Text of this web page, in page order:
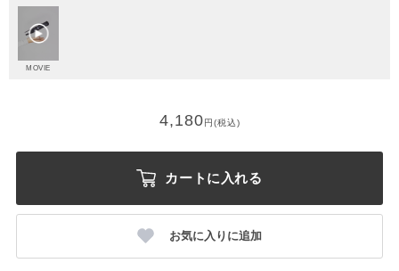
MOVIE
4,180円(税込)
カートに入れる
お気に入りに追加